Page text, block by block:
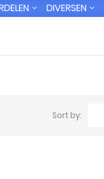
DIVERSEN
Sort by: